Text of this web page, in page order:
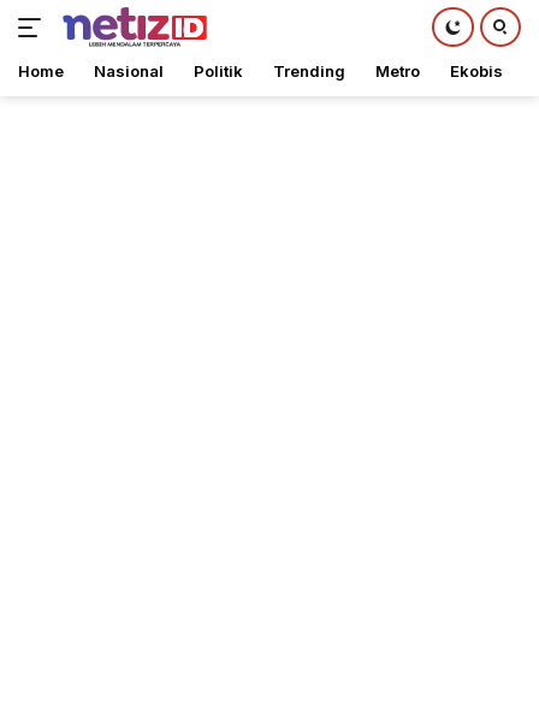
Home Nasional Politik Trending Metro Ekobis